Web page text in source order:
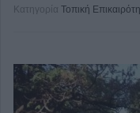
Κατηγορία Τοπική